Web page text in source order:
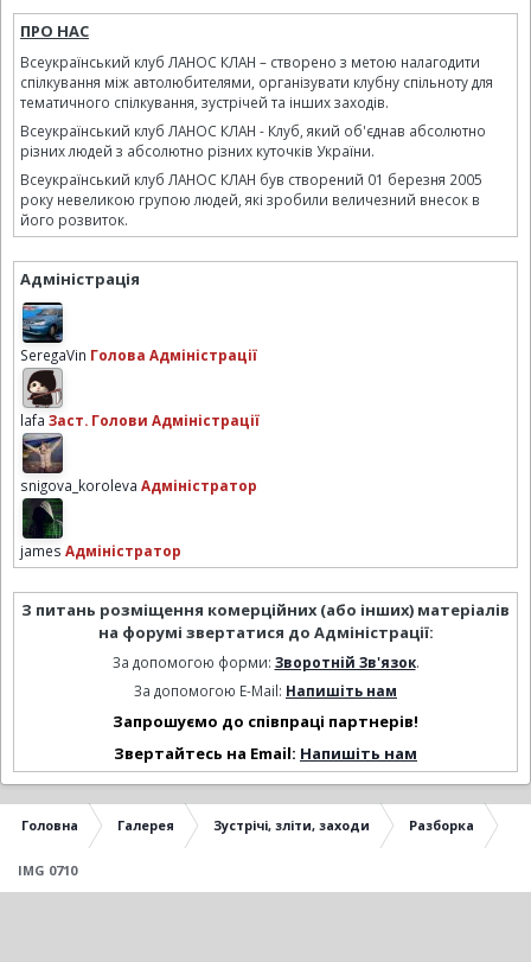
ПРО НАС
Всеукраїнський клуб ЛАНОС КЛАН – створено з метою налагодити
спілкування між автолюбителями, організувати клубну спільноту для
тематичного спілкування, зустрічей та інших заходів.
Всеукраїнський клуб ЛАНОС КЛАН - Клуб, який об'єднав абсолютно
різних людей з абсолютно різних куточків України.
Всеукраїнський клуб ЛАНОС КЛАН був створений 01 березня 2005
року невеликою групою людей, які зробили величезний внесок в
його розвиток.
Адміністрація
SeregaVin Голова Адміністрації
lafa Заст. Голови Адміністрації
snigova_koroleva Адміністратор
james Адміністратор
З питань розміщення комерційних (або інших) матеріалів
на форумі звертатися до Адміністрації:
За допомогою форми: Зворотній Зв'язок.
За допомогою E-Mail: Напишіть нам
Запрошуємо до співпраці партнерів!
Звертайтесь на Email: Напишіть нам
Головна Галерея Зустрічі, зліти, заходи Разборка
IMG 0710